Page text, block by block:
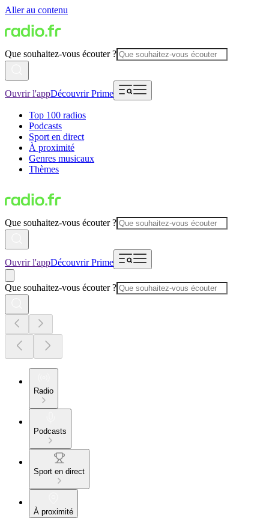
Aller au contenu
Que souhaitez-vous écouter ?
Ouvrir l'appDécouvrir Prime
Top 100 radios
Podcasts
Sport en direct
À proximité
Genres musicaux
Thèmes
Que souhaitez-vous écouter ?
Ouvrir l'appDécouvrir Prime
Que souhaitez-vous écouter ?
Radio
Podcasts
Sport en direct
À proximité